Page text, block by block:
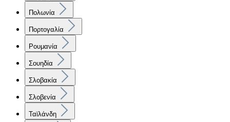
Πολωνία
Πορτογαλία
Ρουμανία
Σουηδία
Σλοβακία
Σλοβενία
Ταϊλάνδη